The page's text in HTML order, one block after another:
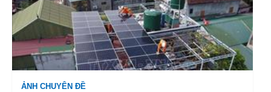
ẢNH CHUYÊN ĐỀ